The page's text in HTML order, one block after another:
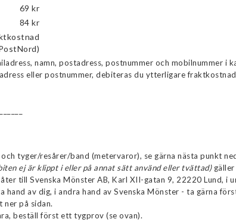
69 kr
84 kr
namn, postadress, postnummer och mobilnummer i
eller postnummer, debiteras du ytterligare
tyger/resårer/band (metervaror), se gärna nästa punkt
ej är klippt i eller på annat sätt använd eller tvättad)gäller
åter till Svenska Mönster AB, Karl XII-gatan 9, 22220 Lund, i
av dig, i andra hand av Svenska Mönster - ta gärna
ner på sidan.
beställ först ett tygprov (se ovan).